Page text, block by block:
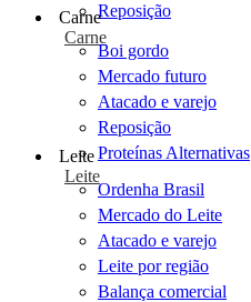
Reposição
Carne
Carne
Boi gordo
Mercado futuro
Atacado e varejo
Reposição
Proteínas Alternativas
Leite
Leite
Ordenha Brasil
Mercado do Leite
Atacado e varejo
Leite por região
Balança comercial